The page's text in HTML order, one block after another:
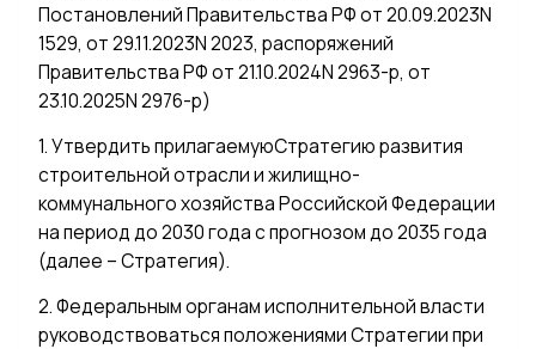
Постановлений Правительства РФ от 20.09.2023N
1529, от 29.11.2023N 2023, распоряжений
Правительства РФ от 21.10.2024N 2963-р, от
23.10.2025N 2976-р)
1. Утвердить прилагаемуюСтратегию развития
строительной отрасли и жилищно-
коммунального хозяйства Российской Федерации
на период до 2030 года с прогнозом до 2035 года
(далее – Стратегия).
2. Федеральным органам исполнительной власти
руководствоваться положениями Стратегии при